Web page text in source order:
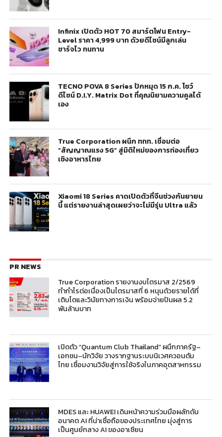
Infinix เปิดตัว HOT 70 สมาร์ตโฟน Entry-
Level ราคา 4,999 บาท ด้วยดีไซน์มีลูกเล่น
ชาร์จไว ทนทาน
TECNO POVA 8 Series ปักหมุด 15 ก.ค. โชว์
ดีไซน์ D.I.Y. Matrix Dot ที่คุณนิยามความคูลได้
เอง
True Corporation ผนึก ททท. เชื่อมต่อ
“สัญญาณแรง 5G” สู่มิติใหม่ของการท่องเที่ยว
เชิงอาหารไทย
Xiaomi 18 Series คาดเปิดตัวที่จีนช่วงกันยายน
นี้ แต่รายงานล่าสุดเผยว่าจะไม่มีรุ่น Ultra แล้ว
PR NEWS
True Corporation รายงานงบไตรมาส 2/2569
ทำกำไรต่อเนื่องเป็นไตรมาสที่ 6 หนุนด้วยรายได้ที่
เติบโตและวินัยทางการเงิน พร้อมจ่ายปันผล 5.2
พันล้านบาท
เปิดตัว “Quantum Club Thailand” ผนึกภาครัฐ–
เอกชน–นักวิจัย วางรากฐานระบบนิเวศควอนตัม
ไทย เชื่อมงานวิจัยสู่การใช้จริงในภาคอุตสาหกรรม
MDES และ HUAWEI เดินหน้าความร่วมมือผลักดัน
อนาคต AI ที่น่าเชื่อถือของประเทศไทย มุ่งสู่การ
เป็นศูนย์กลาง AI ของอาเซียน